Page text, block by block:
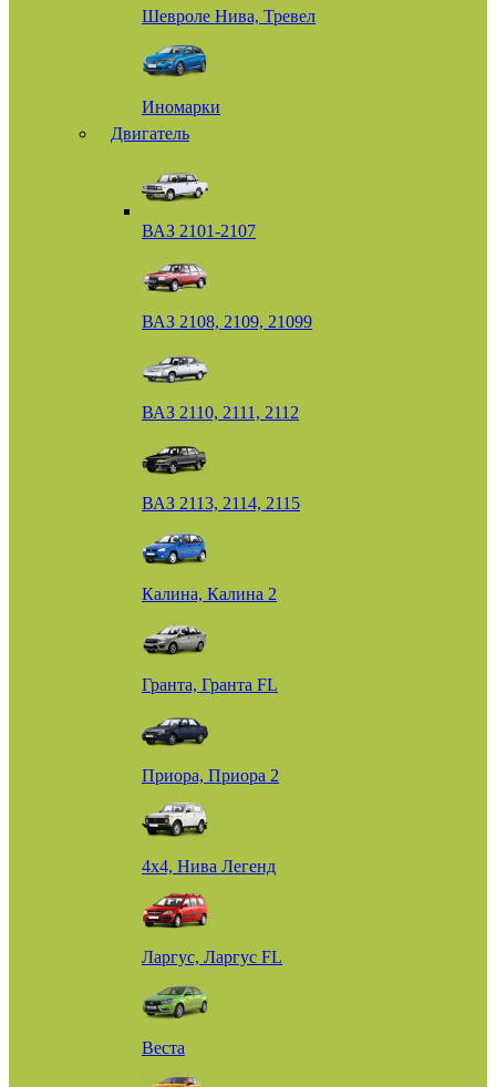
Шевроле Нива, Тревел
Иномарки
Двигатель
ВАЗ 2101-2107
ВАЗ 2108, 2109, 21099
ВАЗ 2110, 2111, 2112
ВАЗ 2113, 2114, 2115
Калина, Калина 2
Гранта, Гранта FL
Приора, Приора 2
4х4, Нива Легенд
Ларгус, Ларгус FL
Веста